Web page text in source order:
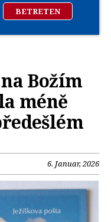
BETRETEN
Božím
méně
6. Januar, 2026